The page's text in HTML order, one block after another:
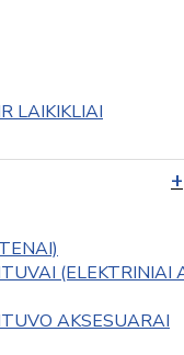
LAIKIKLIAI
(ELEKTRINIAI
AKSESUARAI